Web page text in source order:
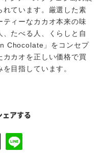
ています。厳選した素
ィーなカカオ本来の味
たべる人、くらしと自
Chocolate」をコンセプ
カカオを正しい価格で買
目指しています。
ェアする